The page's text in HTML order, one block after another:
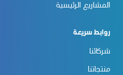
المشاريع الرئيسية
روابط سريعة
شركائنا
منتجاتنا